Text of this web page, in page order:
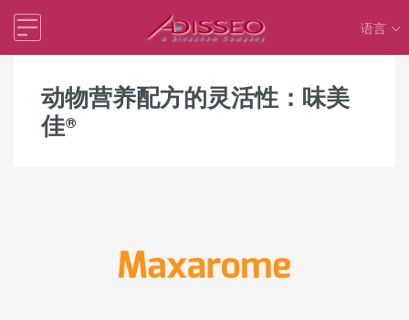
语言
动物营养配方的灵活性：味美
佳®